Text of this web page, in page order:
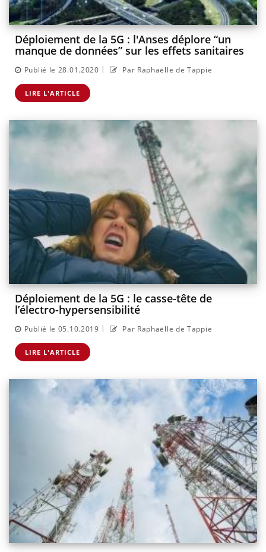
Déploiement de la 5G : l'Anses déplore “un
manque de données” sur les effets sanitaires
Publié le 28.01.2020 | Par Raphaëlle de Tappie
LIRE L'ARTICLE
Déploiement de la 5G : le casse-tête de
l’électro-hypersensibilité
Publié le 05.10.2019 | Par Raphaëlle de Tappie
LIRE L'ARTICLE